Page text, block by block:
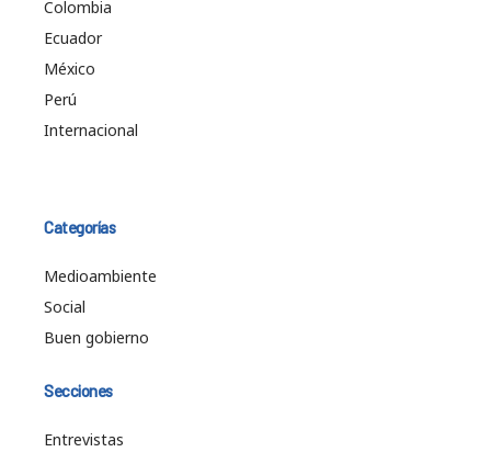
Colombia
Ecuador
México
Perú
Internacional
Categorías
Medioambiente
Social
Buen gobierno
Secciones
Entrevistas